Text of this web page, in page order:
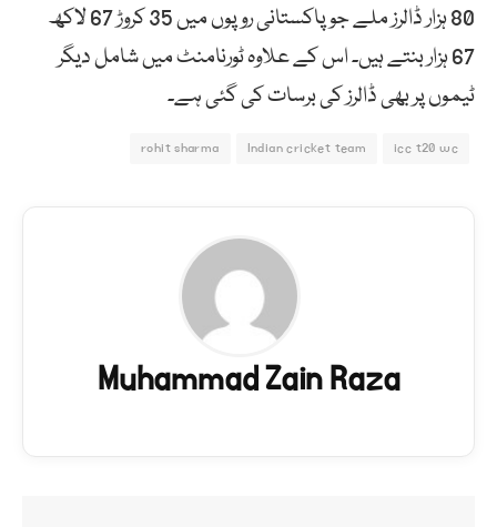
80 ہزار ڈالرز ملے جو پاکستانی روپوں میں 35 کروڑ 67 لاکھ
67 ہزار بنتے ہیں۔ اس کے علاوہ ٹورنامنٹ میں شامل دیگر
ٹیموں پر بھی ڈالرز کی برسات کی گئی ہے۔
icc t20 wc
Indian cricket team
rohit sharma
Muhammad Zain Raza